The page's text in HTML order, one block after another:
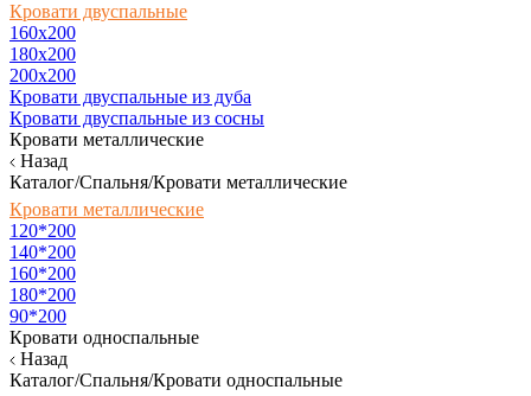
Кровати двуспальные
160х200
180x200
200x200
Кровати двуспальные из дуба
Кровати двуспальные из сосны
Кровати металлические
Назад
Каталог/Спальня/Кровати металлические
Кровати металлические
120*200
140*200
160*200
180*200
90*200
Кровати односпальные
Назад
Каталог/Спальня/Кровати односпальные